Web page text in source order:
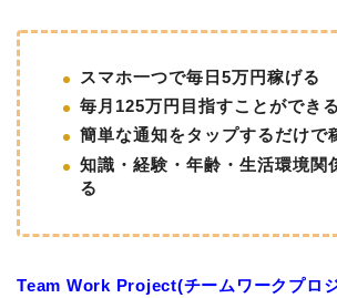
スマホ一つで毎日5万円稼げる
毎月125万円目指すことができる
簡単な通知をタップするだけで
知識・経験・年齢・生活環境関
る
Team Work Project(チームワークプロ